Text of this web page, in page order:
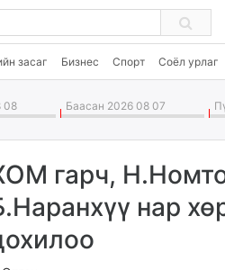
засаг Бизнес Спорт Соёл урлаг
08 Баасан 2026 08 07
гарч,
нар